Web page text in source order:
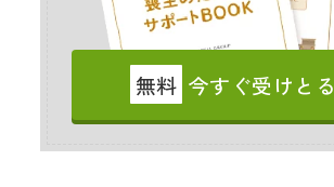
無料 今すぐ受けとる